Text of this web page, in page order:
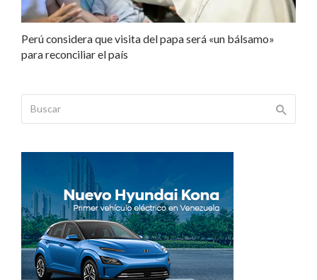
Perú considera que visita del papa será «un bálsamo»
para reconciliar el país